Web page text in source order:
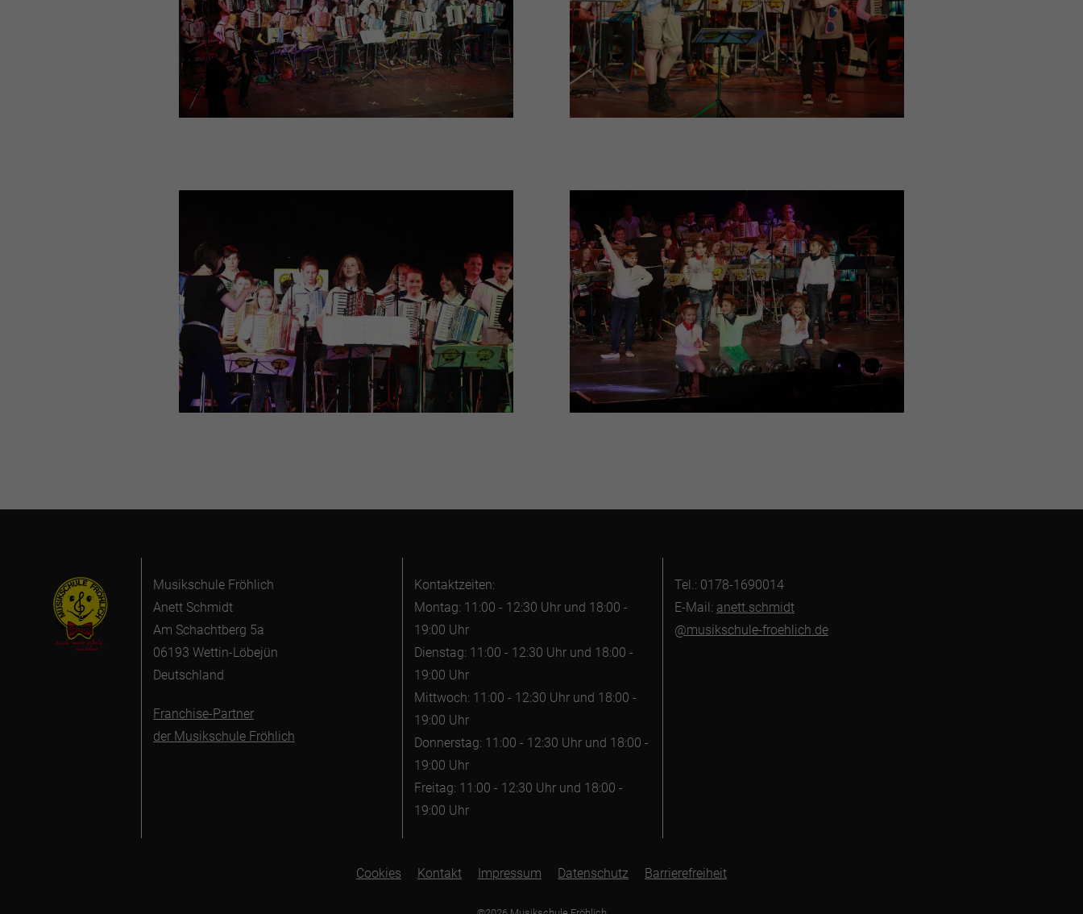
Musikschule Fröhlich
Anett Schmidt
Am Schachtberg 5a
06193 Wettin-Löbejün
Deutschland
Franchise-Partner
der Musikschule Fröhlich
Kontaktzeiten:
Montag: 11:00 - 12:30 Uhr und 18:00 -
19:00 Uhr
Dienstag: 11:00 - 12:30 Uhr und 18:00 -
19:00 Uhr
Mittwoch: 11:00 - 12:30 Uhr und 18:00 -
19:00 Uhr
Donnerstag: 11:00 - 12:30 Uhr und 18:00 -
19:00 Uhr
Freitag: 11:00 - 12:30 Uhr und 18:00 -
19:00 Uhr
Tel.: 0178-1690014
E-Mail: anett.schmidt
@musikschule-froehlich.de
Cookies Kontakt Impressum Datenschutz Barrierefreiheit